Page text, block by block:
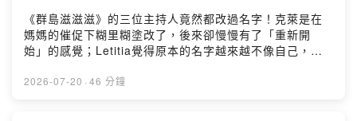
關於身體的感覺、情緒的起伏，還有生活裡那些卡住、卻
又很真實的片刻。也許，你會在某一段對話裡，剛好，和
我們接上線，那就一起成為流動的群島吧——滋滋滋⚡滋滋
滋⚡Powered by Firstory Hosting
《群島滋滋滋》的三位主持人竟然都改過名字！克萊是在
媽媽的催促下糊里糊塗改了，後來卻慢慢有了「重新開
始」的感覺；Letitia覺得原本的名字越來越不像自己，於
想逃離本名，如今繞了一圈，卻開始考慮把原本的名字找
2026-07-20 · 46 分鐘